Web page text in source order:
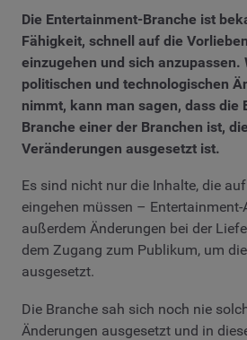
Die Entertainment-Branche ist
Fähigkeit, schnell auf die
einzugehen und sich anzupassen.
politischen und technologischen
nimmt, kann man sagen, dass die
Branche einer der Branchen ist,
Veränderungen ausgesetzt ist.
Es sind nicht nur die Inhalte, die
eingehen müssen – Entertainment-
außerdem Änderungen bei der
dem Zugang zum Publikum, um
ausgesetzt.
Die Branche sah sich noch nie
Änderungen ausgesetzt und in